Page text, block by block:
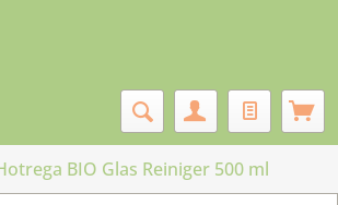
BIO Glas Reiniger 500 ml